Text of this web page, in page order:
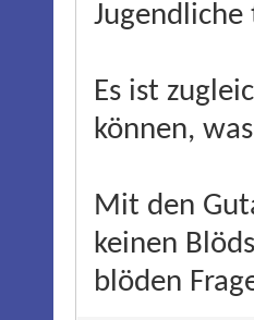
Es ist
können,
Mit den
keinen
blöden